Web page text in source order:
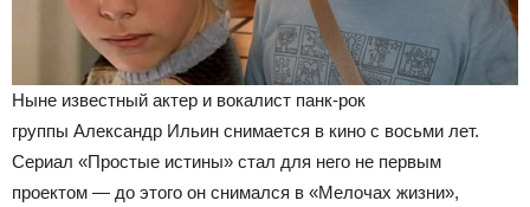
Ныне известный актер и вокалист панк-рок
группы Александр Ильин снимается в кино с восьми лет.
Сериал «Простые истины» стал для него не первым
проектом — до этого он снимался в «Мелочах жизни»,